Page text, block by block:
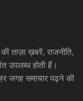
ताज़ा ख़बरें, राजनीति,
उपलब्ध होती हैं।
जगह समाचार पढ़ने की